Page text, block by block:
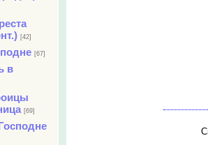
[42]
[67]
в
[69]